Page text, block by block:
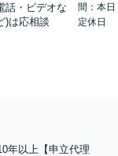
話・ビデオな
)は応相談
間：本日
定休日
年以上【申立代理